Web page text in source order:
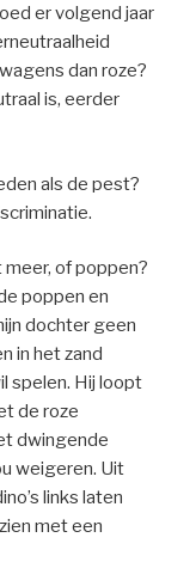
er volgend jaar
dan roze?
is, eerder
als de pest?
of poppen?
poppen en
dochter geen
in het zand
spelen. Hij loopt
de roze
dwingende
weigeren. Uit
links laten
met een